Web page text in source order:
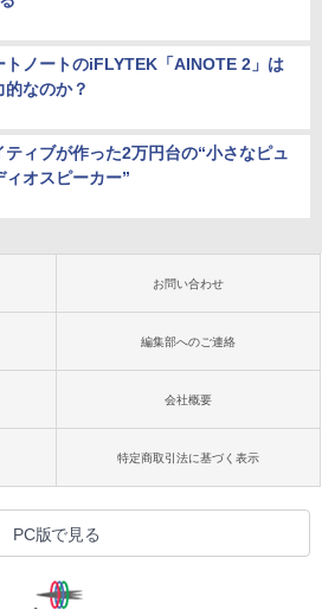
トノートのiFLYTEK「AINOTE 2」は
的なのか？
ティブが作った2万円台の“小さなピュ
ィオスピーカー”
お問い合わせ
編集部へのご連絡
会社概要
特定商取引法に基づく表示
PC版で見る